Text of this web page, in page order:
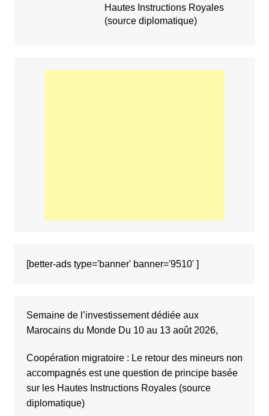
Hautes Instructions Royales
(source diplomatique)
[better-ads type='banner' banner='9510' ]
Semaine de l’investissement dédiée aux
Marocains du Monde Du 10 au 13 août 2026,
Coopération migratoire : Le retour des mineurs non
accompagnés est une question de principe basée
sur les Hautes Instructions Royales (source
diplomatique)